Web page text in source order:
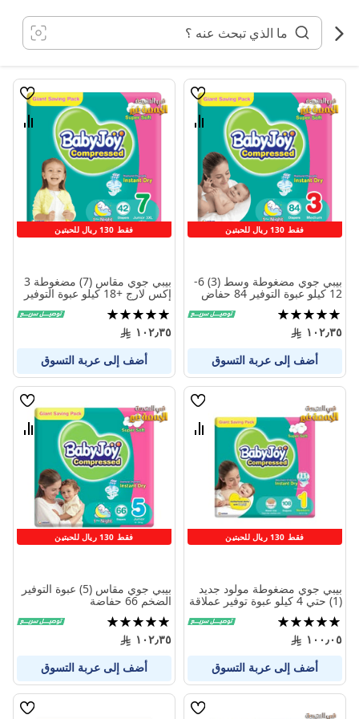
المحتوى
فقط 130 ريال للحبتين
قائمة
الامنيات
قارن
بيبي جوي مضغوطة وسط (3) 6-
12 كيلو عبوة التوفير 84 حفاض
تقييم:
100%
١٠٢٫٣٥
أضف إلى عربة التسوق
فقط 130 ريال للحبتين
قائمة
قارن
بيبي جوي مقاس (7) مضغوطة 3
إكس لارج +18 كيلو عبوة التوفير
الضخمة 42 حفاض
تقييم:
100%
١٠٢٫٣٥
أضف إلى عربة التسوق
فقط 130 ريال للحبتين
قائمة
الامنيات
قارن
بيبي جوي مضغوطة مولود جديد
(1) حتي 4 كيلو عبوة توفير عملاقة
108 حفاض
تقييم:
97%
١٠٠٫٠٥
أضف إلى عربة التسوق
فقط 130 ريال للحبتين
قائمة
قارن
بيبي جوي مقاس (5) عبوة التوفير
الضخم 66 حفاضة
تقييم:
100%
١٠٢٫٣٥
أضف إلى عربة التسوق
قائمة
قائمة